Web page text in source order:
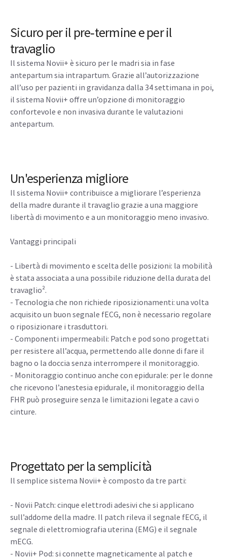
Sicuro per il pre‑termine e per il
travaglio
Il sistema Novii+ è sicuro per le madri sia in fase
antepartum sia intrapartum. Grazie all’autorizzazione
all’uso per pazienti in gravidanza dalla 34 settimana in poi,
il sistema Novii+ offre un’opzione di monitoraggio
confortevole e non invasiva durante le valutazioni
antepartum.
Un'esperienza migliore
Il sistema Novii+ contribuisce a migliorare l’esperienza
della madre durante il travaglio grazie a una maggiore
libertà di movimento e a un monitoraggio meno invasivo.
Vantaggi principali
- Libertà di movimento e scelta delle posizioni: la mobilità
è stata associata a una possibile riduzione della durata del
travaglio².
- Tecnologia che non richiede riposizionamenti: una volta
acquisito un buon segnale fECG, non è necessario regolare
o riposizionare i trasduttori.
- Componenti impermeabili: Patch e pod sono progettati
per resistere all’acqua, permettendo alle donne di fare il
bagno o la doccia senza interrompere il monitoraggio.
- Monitoraggio continuo anche con epidurale: per le donne
che ricevono l’anestesia epidurale, il monitoraggio della
FHR può proseguire senza le limitazioni legate a cavi o
cinture.
Progettato per la semplicità
Il semplice sistema Novii+ è composto da tre parti:
- Novii Patch: cinque elettrodi adesivi che si applicano
sull’addome della madre. Il patch rileva il segnale fECG, il
segnale di elettromiografia uterina (EMG) e il segnale
mECG.
- Novii+ Pod: si connette magneticamente al patch e